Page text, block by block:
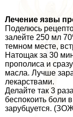
Лечение язвы
Поделюсь
залейте 250 мл
темном месте,
Натощак за 30
прополиса и
масла. Лучше
лекарствами.
Делайте так 3
беспокоить боли
зарубцуется.